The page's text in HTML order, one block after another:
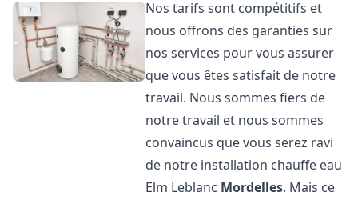
Nos tarifs sont compétitifs et
nous offrons des garanties sur
nos services pour vous assurer
que vous êtes satisfait de notre
travail. Nous sommes fiers de
notre travail et nous sommes
convaincus que vous serez ravi
de notre installation chauffe eau
Elm Leblanc Mordelles. Mais ce